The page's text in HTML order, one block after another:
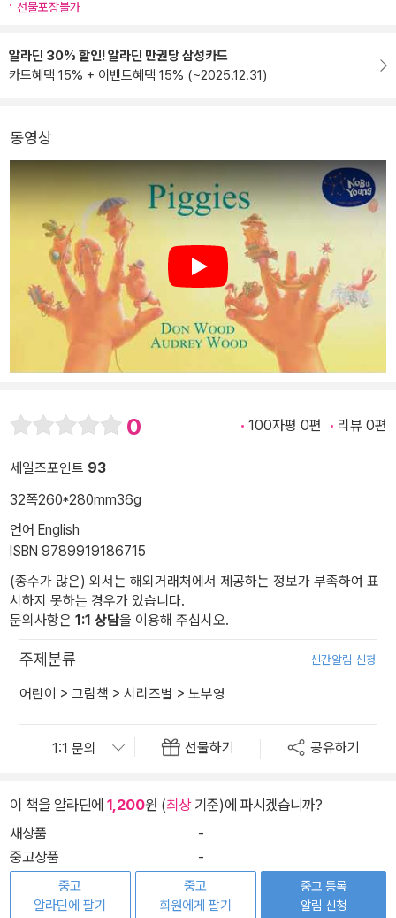
선물포장불가
알라딘 30% 할인! 알라딘 만권당 삼성카드
카드혜택 15% + 이벤트혜택 15% (~2025.12.31)
동영상
Play
0 100자평 0편 리뷰 0편
세일즈포인트 93
32쪽260*280mm36g
언어 English
ISBN 9789919186715
(종수가 많은) 외서는 해외거래처에서 제공하는 정보가 부족하여 표
시하지 못하는 경우가 있습니다.
문의사항은 1:1 상담을 이용해 주십시오.
주제분류 신간알림 신청
어린이 > 그림책 > 시리즈별 > 노부영
선물하기 공유하기
이 책을 알라딘에 1,200원 (최상기준)에 파시겠습니까?
새상품
-
중고상품
-
중고
알라딘에 팔기
중고
회원에게 팔기
중고 등록
알림 신청